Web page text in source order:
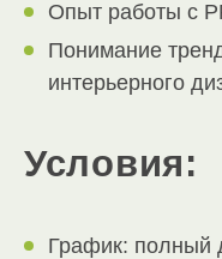
Опыт работы с
Понимание
интерьерного
Условия:
График: полный